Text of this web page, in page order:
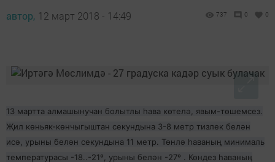
автор, 12 март 2018 - 14:49 737 0 0
13 мартта алмашынучан болытлы һава көтелә, явым-төшемсез.
Җил көньяк-көнчыгыштан секундына 3-8 метр тизлек белән
исә, урыны белән секундына 11 метр. Төнлә һаваның минималь
температурасы -18..-21º, урыны белән -27º . Көндез һаваның